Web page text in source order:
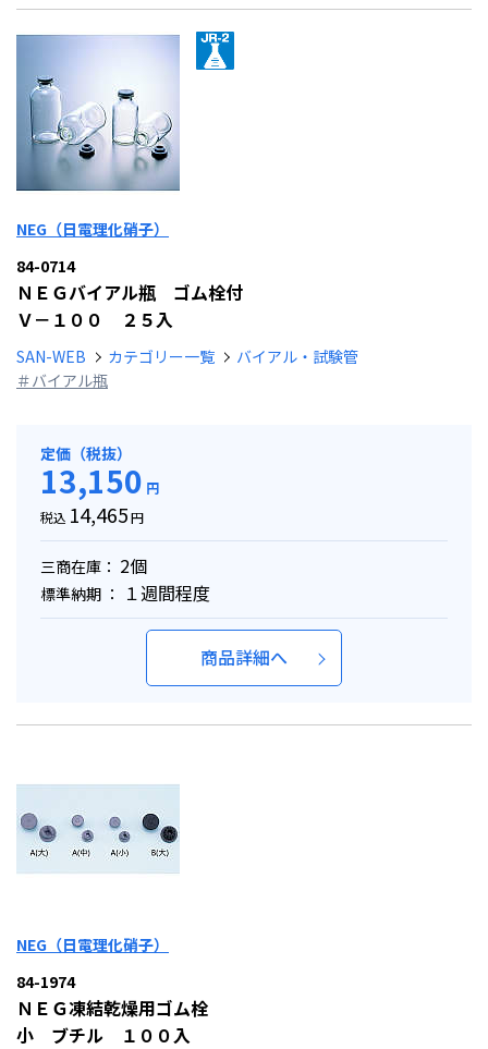
NEG（日電理化硝子）
84-0714
ＮＥＧバイアル瓶 ゴム栓付
Ｖ－１００ ２５入
SAN-WEB カテゴリー一覧
バイアル・試験管
＃バイアル瓶
定価（税抜）
13,150 円
税込 14,465円
三商在庫： 2個
標準納期 ： １週間程度
商品詳細へ
NEG（日電理化硝子）
84-1974
ＮＥＧ凍結乾燥用ゴム栓
小 ブチル １００入